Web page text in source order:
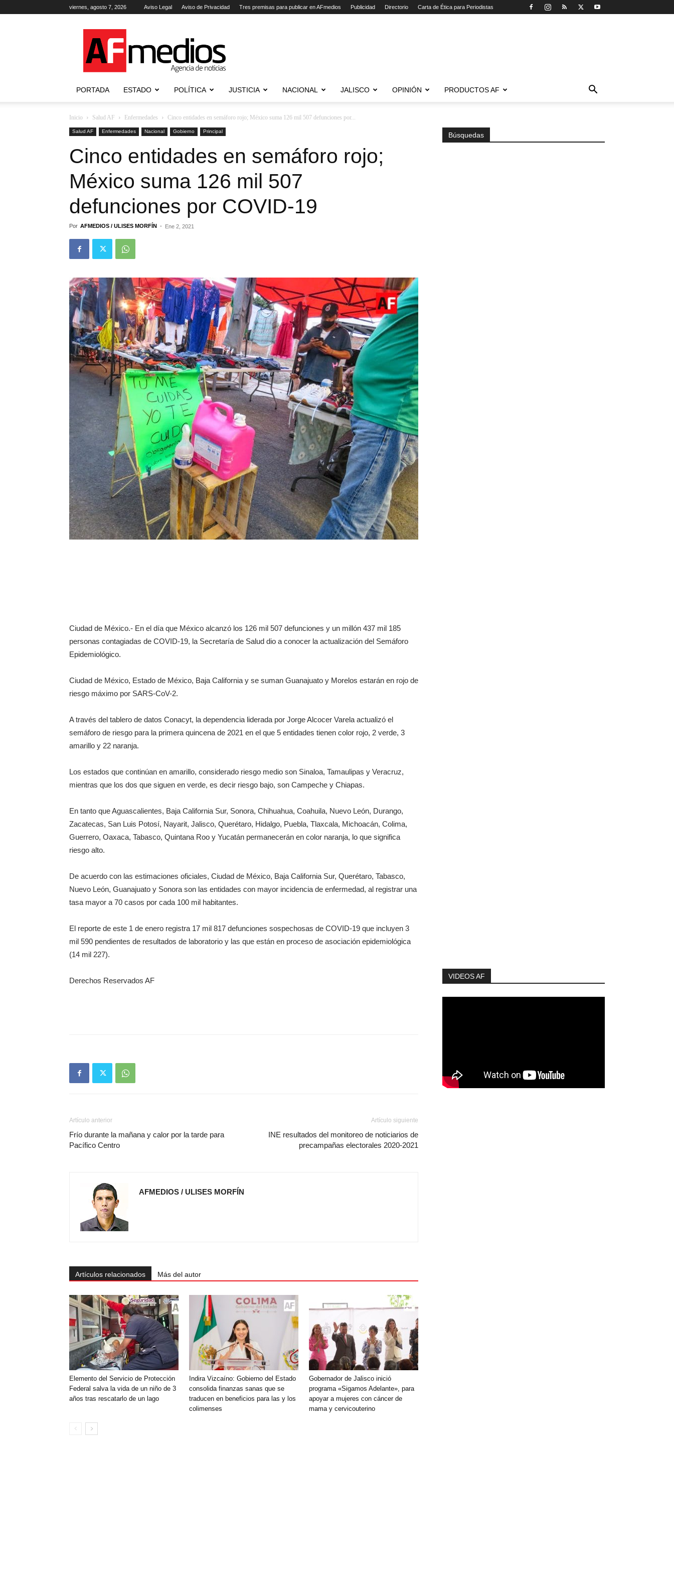
viernes, agosto 7, 2026 Aviso Legal Aviso de Privacidad Tres premisas para publicar en AFmedios Publicidad Directorio Carta de Ética para Periodistas
Agencia
de
Noticias
PORTADA ESTADO POLÍTICA JUSTICIA NACIONAL JALISCO OPINIÓN PRODUCTOS AF
Inicio Salud AF Enfermedades Cinco entidades en semáforo rojo; México suma 126 mil 507 defunciones por...
Salud AF Enfermedades Nacional Gobierno Principal
Cinco entidades en semáforo rojo;
México suma 126 mil 507
defunciones por COVID-19
Por AFMEDIOS / ULISES MORFÍN - Ene 2, 2021
Ciudad de México.- En el día que México alcanzó los 126 mil 507 defunciones y un millón 437 mil 185
personas contagiadas de COVID-19, la Secretaría de Salud dio a conocer la actualización del Semáforo
Epidemiológico.
Ciudad de México, Estado de México, Baja California y se suman Guanajuato y Morelos estarán en rojo de
riesgo máximo por SARS-CoV-2.
A través del tablero de datos Conacyt, la dependencia liderada por Jorge Alcocer Varela actualizó el
semáforo de riesgo para la primera quincena de 2021 en el que 5 entidades tienen color rojo, 2 verde, 3
amarillo y 22 naranja.
Los estados que continúan en amarillo, considerado riesgo medio son Sinaloa, Tamaulipas y Veracruz,
mientras que los dos que siguen en verde, es decir riesgo bajo, son Campeche y Chiapas.
En tanto que Aguascalientes, Baja California Sur, Sonora, Chihuahua, Coahuila, Nuevo León, Durango,
Zacatecas, San Luis Potosí, Nayarit, Jalisco, Querétaro, Hidalgo, Puebla, Tlaxcala, Michoacán, Colima,
Guerrero, Oaxaca, Tabasco, Quintana Roo y Yucatán permanecerán en color naranja, lo que significa
riesgo alto.
De acuerdo con las estimaciones oficiales, Ciudad de México, Baja California Sur, Querétaro, Tabasco,
Nuevo León, Guanajuato y Sonora son las entidades con mayor incidencia de enfermedad, al registrar una
tasa mayor a 70 casos por cada 100 mil habitantes.
El reporte de este 1 de enero registra 17 mil 817 defunciones sospechosas de COVID-19 que incluyen 3
mil 590 pendientes de resultados de laboratorio y las que están en proceso de asociación epidemiológica
(14 mil 227).
Derechos Reservados AF
Artículo anterior
Frío durante la mañana y calor por la tarde para
Pacífico Centro
Artículo siguiente
INE resultados del monitoreo de noticiarios de
precampañas electorales 2020-2021
AFMEDIOS / ULISES MORFÍN
Artículos relacionados Más del autor
Elemento del Servicio de Protección
Federal salva la vida de un niño de 3
años tras rescatarlo de un lago
Indira Vizcaíno: Gobierno del Estado
consolida finanzas sanas que se
traducen en beneficios para las y los
colimenses
Gobernador de Jalisco inició
programa «Sigamos Adelante», para
apoyar a mujeres con cáncer de
mama y cervicouterino
Búsquedas
VIDEOS AF